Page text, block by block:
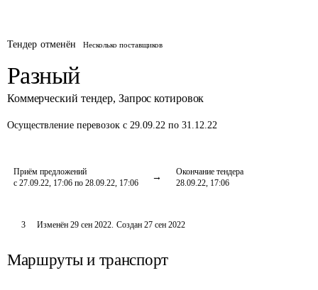
Тендер отменён Несколько поставщиков
Разный
Коммерческий тендер, Запрос котировок
Осуществление перевозок с 29.09.22 по 31.12.22
Приём предложений
с 27.09.22, 17:06 по 28.09.22, 17:06
Окончание тендера
28.09.22, 17:06
3 Изменён 29 сен 2022. Создан 27 сен 2022
Маршруты и транспорт